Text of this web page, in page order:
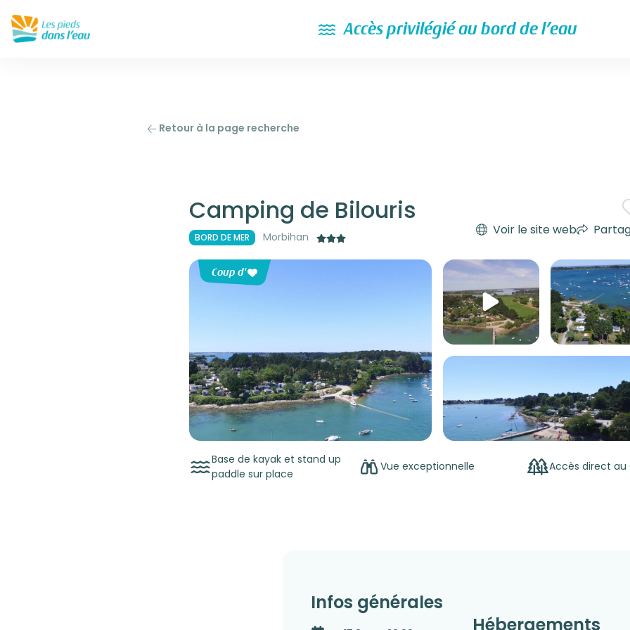
Accès privilégié au bord de l’eau
Retour à la page recherche
Camping de Bilouris
BORD DE MER Morbihan Voir le site web
Coup d'
Base de kayak et stand up
paddle sur place
Vue exceptionnelle Accès direct au
Infos générales
Hébergements